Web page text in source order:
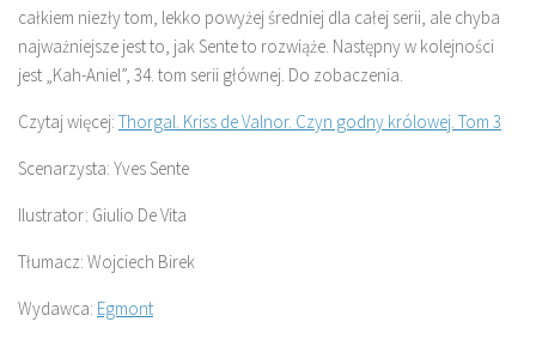
całkiem niezły tom, lekko powyżej średniej dla całej serii, ale chyba
najważniejsze jest to, jak Sente to rozwiąże. Następny w kolejności
jest „Kah-Aniel”, 34. tom serii głównej. Do zobaczenia.
Czytaj więcej: Thorgal. Kriss de Valnor. Czyn godny królowej. Tom 3
Scenarzysta: Yves Sente
Ilustrator: Giulio De Vita
Tłumacz: Wojciech Birek
Wydawca: Egmont